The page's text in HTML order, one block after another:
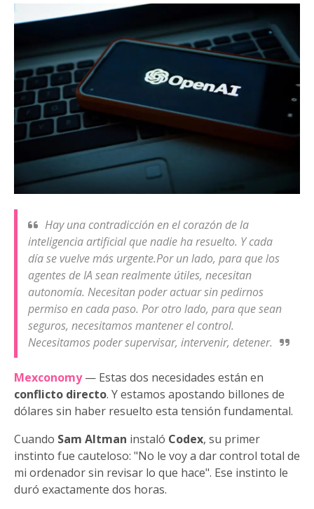
Hay una contradicción en el corazón de la
inteligencia artificial que nadie ha resuelto. Y cada
día se vuelve más urgente.Por un lado, para que los
agentes de IA sean realmente útiles, necesitan
autonomía. Necesitan poder actuar sin pedirnos
permiso en cada paso. Por otro lado, para que sean
seguros, necesitamos mantener el control.
Necesitamos poder supervisar, intervenir, detener.
Mexconomy— Estas dos necesidades están en
conflicto directo. Y estamos apostando billones de
dólares sin haber resuelto esta tensión fundamental.
Cuando Sam Altman instaló Codex, su primer
instinto fue cauteloso: "No le voy a dar control total de
mi ordenador sin revisar lo que hace". Ese instinto le
duró exactamente dos horas.